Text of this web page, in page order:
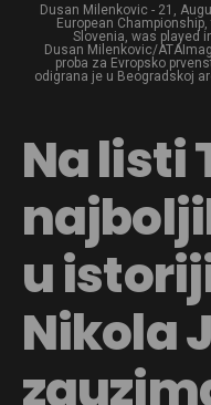
Dusan Milenkovic - 21,
European
Slovenia, was played
Dusan Milenkovic/
proba za Evropsko
odigrana je u Beogradskoj
Na listi
u
Nikola